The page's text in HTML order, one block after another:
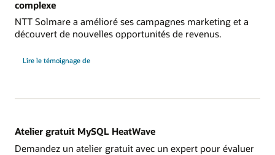
complexe
NTT Solmare a amélioré ses campagnes marketing et a
découvert de nouvelles opportunités de revenus.
Lire le témoignage de
Solmare
Atelier gratuit MySQL HeatWave
Demandez un atelier gratuit avec un expert pour évaluer